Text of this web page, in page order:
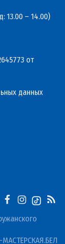
13.00 – 14.00)
от
данных
МАСТЕРСКАЯ.БЕЛ